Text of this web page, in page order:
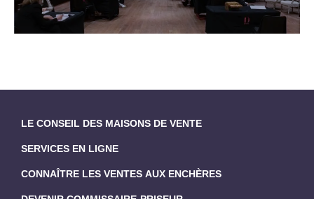
LE CONSEIL DES MAISONS DE VENTE
SERVICES EN LIGNE
CONNAÎTRE LES VENTES AUX ENCHÈRES